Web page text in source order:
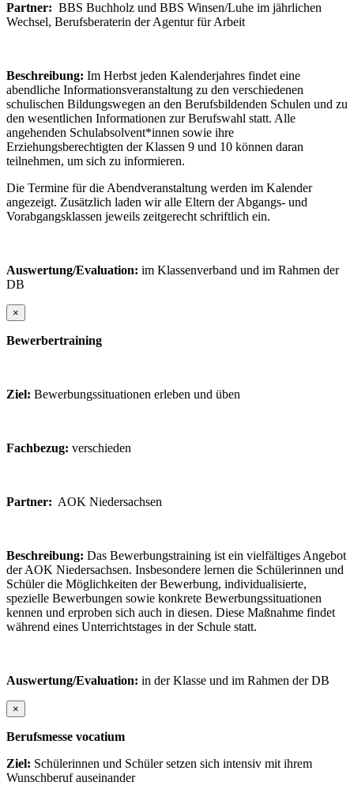
Partner: BBS Buchholz und BBS Winsen/Luhe im jährlichen
Wechsel, Berufsberaterin der Agentur für Arbeit
Beschreibung: Im Herbst jeden Kalenderjahres findet eine
abendliche Informationsveranstaltung zu den verschiedenen
schulischen Bildungswegen an den Berufsbildenden Schulen und zu
den wesentlichen Informationen zur Berufswahl statt. Alle
angehenden Schulabsolvent*innen sowie ihre
Erziehungsberechtigten der Klassen 9 und 10 können daran
teilnehmen, um sich zu informieren.
Die Termine für die Abendveranstaltung werden im Kalender
angezeigt. Zusätzlich laden wir alle Eltern der Abgangs- und
Vorabgangsklassen jeweils zeitgerecht schriftlich ein.
Auswertung/Evaluation: im Klassenverband und im Rahmen der
DB
×
Bewerbertraining
Ziel: Bewerbungssituationen erleben und üben
Fachbezug: verschieden
Partner: AOK Niedersachsen
Beschreibung: Das Bewerbungstraining ist ein vielfältiges Angebot
der AOK Niedersachsen. Insbesondere lernen die Schülerinnen und
Schüler die Möglichkeiten der Bewerbung, individualisierte,
spezielle Bewerbungen sowie konkrete Bewerbungssituationen
kennen und erproben sich auch in diesen. Diese Maßnahme findet
während eines Unterrichtstages in der Schule statt.
Auswertung/Evaluation: in der Klasse und im Rahmen der DB
×
Berufsmesse vocatium
Ziel: Schülerinnen und Schüler setzen sich intensiv mit ihrem
Wunschberuf auseinander